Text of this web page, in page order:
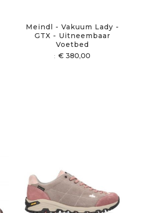
Meindl - Vakuum Lady -
GTX - Uitneembaar
Voetbed
€ 380,00